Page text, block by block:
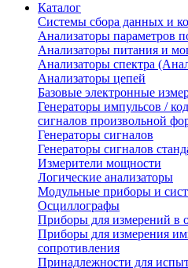
Каталог
Cистемы сбора данных и
Анализаторы параметров
Анализаторы питания и
Анализаторы спектра
Анализаторы цепей
Базовые электронные
Генераторы импульсов /
сигналов произвольной
Генераторы сигналов
Генераторы сигналов
Измерители мощности
Логические анализаторы
Модульные приборы и
Осциллографы
Приборы для измерений в
Приборы для измерения
сопротивления
Принадлежности для